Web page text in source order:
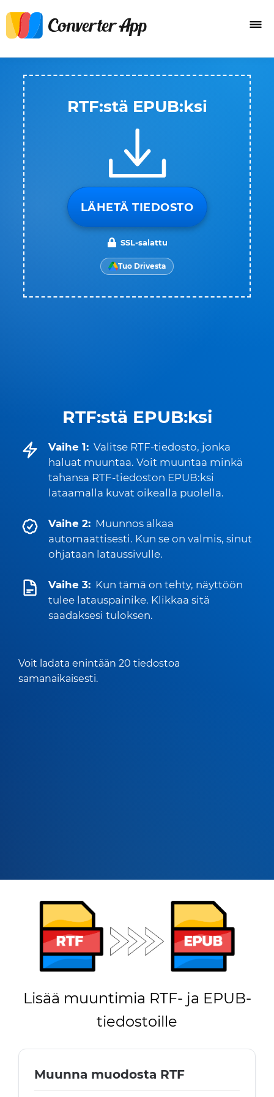
RTF:stä EPUB:ksi
Vaihe 1: Valitse RTF-tiedosto, jonka
haluat muuntaa. Voit muuntaa minkä
tahansa RTF-tiedoston EPUB:ksi
lataamalla kuvat oikealla puolella.
Vaihe 2: Muunnos alkaa
automaattisesti. Kun se on valmis, sinut
ohjataan lataussivulle.
Vaihe 3: Kun tämä on tehty, näyttöön
tulee latauspainike. Klikkaa sitä
saadaksesi tuloksen.
Voit ladata enintään 20 tiedostoa
samanaikaisesti.
RTF:stä EPUB:ksi
LÄHETÄ TIEDOSTO
SSL-salattu
Tuo Drivesta
Lisää muuntimia RTF- ja EPUB-
tiedostoille
Muunna muodosta RTF